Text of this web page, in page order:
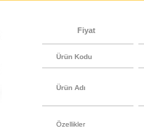
Fiyat
Ürün Kodu
Ürün Adı
Özellikler